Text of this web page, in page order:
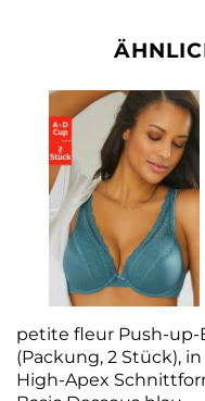
petite fleur Push-up-
(Packung, 2 Stück), in
High-Apex